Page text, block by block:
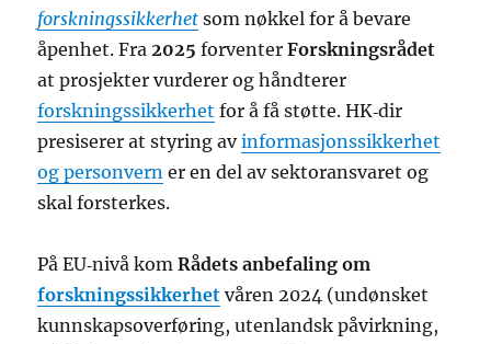
forskningssikkerhet som nøkkel for å bevare
åpenhet. Fra 2025 forventerForskningsrådet
at prosjekter vurderer og håndterer
forskningssikkerhet for å få støtte. HK‑dir
presiserer at styring avinformasjonssikkerhet
og personvern er en del av sektoransvaret og
skal forsterkes.
På EU‑nivå komRådets anbefaling om
forskningssikkerhet våren 2024 (undønsket
kunnskapsoverføring, utenlandsk påvirkning,